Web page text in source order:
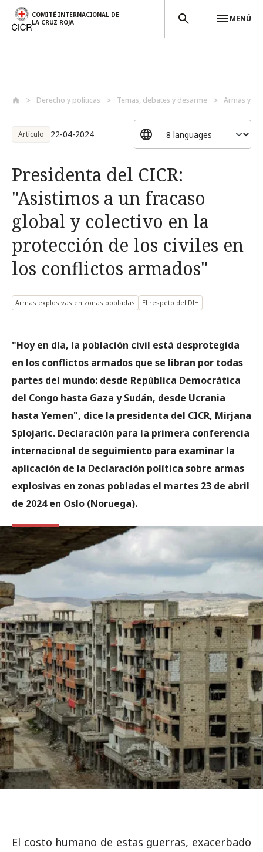
COMITÉ INTERNACIONAL DE
LA CRUZ ROJA
MENÚ
Derecho y políticas Temas, debates y desarme Armas y
Artículo 22-04-2024
Presidenta del CICR:
"Asistimos a un fracaso
global y colectivo en la
protección de los civiles en
los conflictos armados"
Armas explosivas en zonas pobladas El respeto del DIH
"Hoy en día, la población civil está desprotegida
en los conflictos armados que se libran por todas
partes del mundo: desde República Democrática
del Congo hasta Gaza y Sudán, desde Ucrania
hasta Yemen", dice la presidenta del CICR, Mirjana
Splojaric. Declaración para la primera conferencia
internacional de seguimiento para examinar la
aplicación de la Declaración política sobre armas
explosivas en zonas pobladas el martes 23 de abril
de 2024 en Oslo (Noruega).
El costo humano de estas guerras, exacerbado